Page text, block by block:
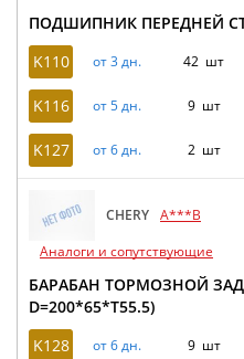
ПОДШИПНИК ПЕРЕДНЕЙ
K110
от 3 дн. 42 шт
K116 от 5 дн. 9 шт
K127 от 6 дн. 2 шт
CHERY A***B
Аналоги и сопутствующие
БАРАБАН ТОРМОЗНОЙ
D=200*65*T55.5)
K128
от 6 дн. 9 шт